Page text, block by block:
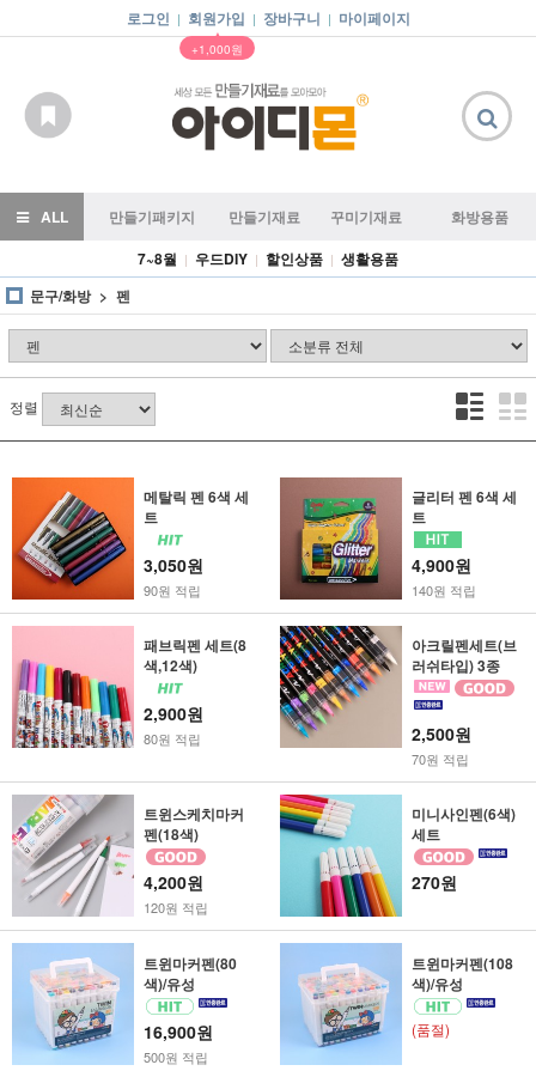
로그인 | 회원가입 |
▲
+1,000원
장바구니 | 마이페이지
ALL 만들기패키지 만들기재료 꾸미기재료
화방용품
7~8월 | 우드DIY | 할인상품 | 생활용품
문구/화방
펜
정렬
메탈릭 펜 6색 세
트
3,050원
90원 적립
글리터 펜 6색 세
트
4,900원
140원 적립
패브릭펜 세트(8
색,12색)
2,900원
80원 적립
아크릴펜세트(브
러쉬타입) 3종
2,500원
70원 적립
트윈스케치마커
펜(18색)
4,200원
120원 적립
미니사인펜(6색)
세트
270원
트윈마커펜(80
색)/유성
16,900원
500원 적립
트윈마커펜(108
색)/유성
(품절)